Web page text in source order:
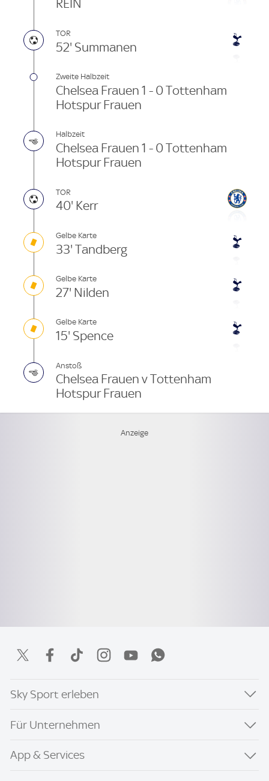
REIN
TOR
52' Summanen
Zweite Halbzeit
Chelsea Frauen 1 - 0 Tottenham
Hotspur Frauen
Halbzeit
Chelsea Frauen 1 - 0 Tottenham
Hotspur Frauen
TOR
40' Kerr
Gelbe Karte
33' Tandberg
Gelbe Karte
27' Nilden
Gelbe Karte
15' Spence
Anstoß
Chelsea Frauen v Tottenham
Hotspur Frauen
Sky Sport erleben
Für Unternehmen
App & Services